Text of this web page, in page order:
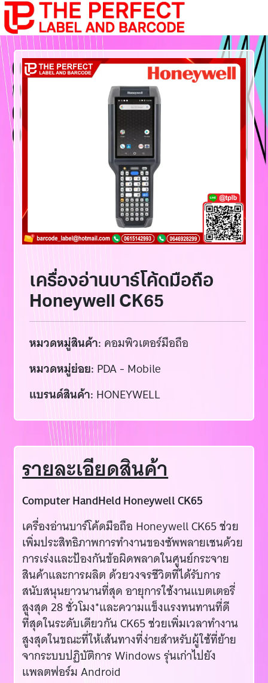
เครื่องอ่านบาร์โค้ดมือถือ
Honeywell CK65
หมวดหมู่สินค้า: คอมพิวเตอร์มือถือ
หมวดหมู่ย่อย: PDA - Mobile
แบรนด์สินค้า: HONEYWELL
รายละเอียดสินค้า
Computer HandHeld Honeywell CK65
เครื่องอ่านบาร์โค้ดมือถือ Honeywell CK65 ช่วย
เพิ่มประสิทธิภาพการทำงานของซัพพลายเชนด้วย
การเร่งและป้องกันข้อผิดพลาดในศูนย์กระจาย
สินค้าและการผลิต ด้วยวงจรชีวิตที่ได้รับการ
สนับสนุนยาวนานที่สุด อายุการใช้งานแบตเตอรี่
สูงสุด 28 ชั่วโมง*และความแข็งแรงทนทานที่ดี
ที่สุดในระดับเดียวกัน CK65 ช่วยเพิ่มเวลาทำงาน
สูงสุดในขณะที่ให้เส้นทางที่ง่ายสำหรับผู้ใช้ที่ย้าย
จากระบบปฏิบัติการ Windows รุ่นเก่าไปยัง
แพลตฟอร์ม Android